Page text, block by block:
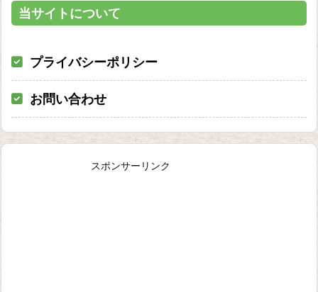
当サイトについて
プライバシーポリシー
お問い合わせ
スポンサーリンク